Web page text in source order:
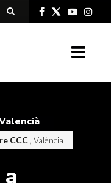
CCC , València